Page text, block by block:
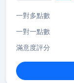
一對多點數
一對一點數
滿意度評分